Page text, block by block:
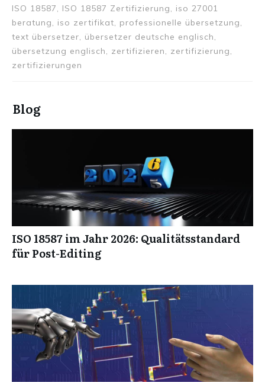
ISO 18587, ISO 18587 Zertifizierung, iso 27001
beratung, iso zertifikat, professionelle übersetzung,
text übersetzer, übersetzer deutsche englisch,
übersetzung englisch, zertifizieren, zertifizierung,
zertifizierungen
Blog
ISO 18587 im Jahr 2026: Qualitätsstandard
für Post-Editing